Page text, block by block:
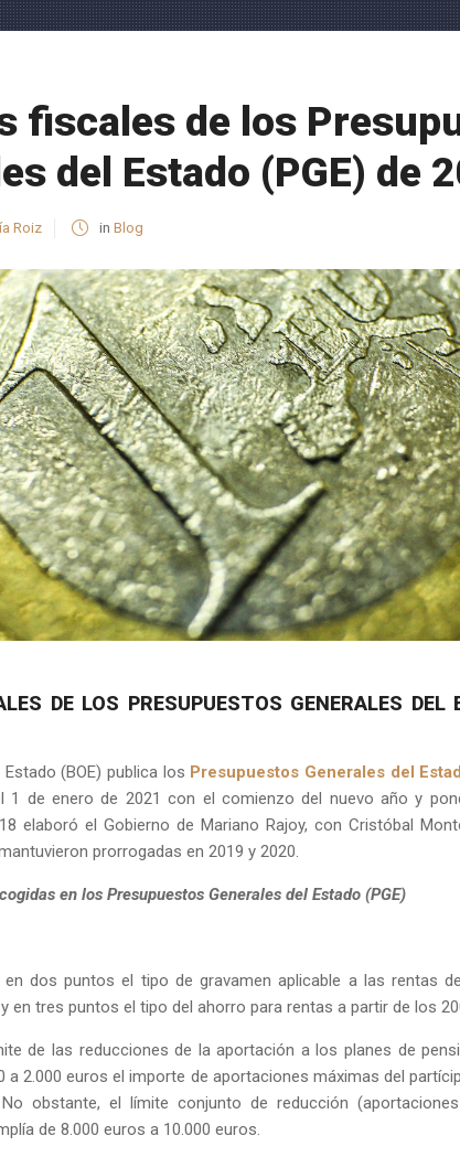
fiscales de los
del Estado (PGE) de
Roiz in Blog
DE LOS PRESUPUESTOS GENERALES DEL
(BOE) publica los Presupuestos Generales del
1 de enero de 2021 con el comienzo del nuevo año y
elaboró el Gobierno de Mariano Rajoy, con Cristóbal
prorrogadas en 2019 y 2020.
en los Presupuestos Generales del Estado (PGE)
en dos puntos el tipo de gravamen aplicable a las rentas
en tres puntos el tipo del ahorro para rentas a partir de los
de las reducciones de la aportación a los planes de
a 2.000 euros el importe de aportaciones máximas del
obstante, el límite conjunto de reducción
de 8.000 euros a 10.000 euros.